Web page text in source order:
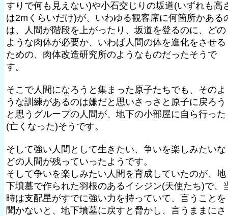
すりで何も見えない)や小石交じりの坂道(いずれも高
は2mくらいだけ)が、いわゆる観客席に何箇所かある
は、人間が階段を上がったり、坂道を登るのに、どの
ような肉体が必要か、いわば人間の体を進化をさせる
ための、肉体改造研究所のようなものだったそうで
す。
そこで人間になろうと集まった原子たちでも、そのよ
うな訓練があるのは嫌だと思いさっさと原子に戻ろう
と思うグループの人間が、地下の小部屋に自ら行った
(亡くなった)そうです。
そして強い人間として生きたい、争いを楽しみたいな
どの人間が残っていったようです。
そして争いを楽しみたい人間を育成していたのが、地
下墳墓で作られた羽根のあるイシジン(天使たち)で、
時は支配星がすでに強い力を持っていて、言うことを
聞かないと、地下墳墓に戻すと脅かし、言うままにさ